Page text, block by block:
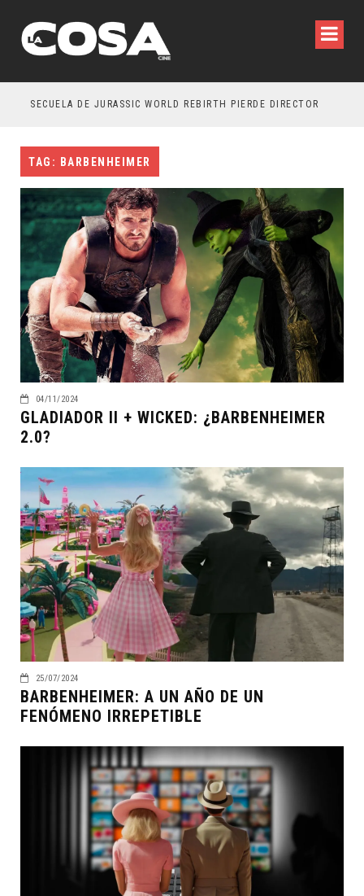
SECUELA DE JURASSIC WORLD REBIRTH PIERDE DIRECTOR
TAG: BARBENHEIMER
04/11/2024
GLADIADOR II + WICKED: ¿BARBENHEIMER
2.0?
25/07/2024
BARBENHEIMER: A UN AÑO DE UN
FENÓMENO IRREPETIBLE